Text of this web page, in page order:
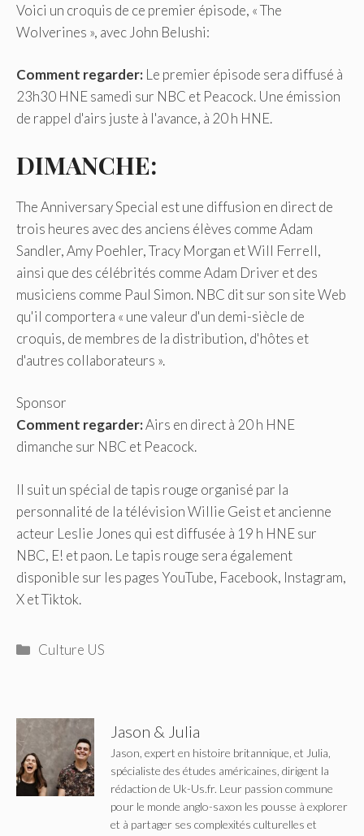
Voici un croquis de ce premier épisode, « The
Wolverines », avec John Belushi:
Comment regarder: Le premier épisode sera diffusé à
23h30 HNE samedi sur NBC et Peacock. Une émission
de rappel d'airs juste à l'avance, à 20 h HNE.
DIMANCHE:
The Anniversary Special est une diffusion en direct de
trois heures avec des anciens élèves comme Adam
Sandler, Amy Poehler, Tracy Morgan et Will Ferrell,
ainsi que des célébrités comme Adam Driver et des
musiciens comme Paul Simon. NBC dit sur son site Web
qu'il comportera « une valeur d'un demi-siècle de
croquis, de membres de la distribution, d'hôtes et
d'autres collaborateurs ».
Sponsor
Comment regarder:Airs en direct à 20 h HNE
dimanche sur NBC et Peacock.
Il suit un spécial de tapis rouge organisé par la
personnalité de la télévision Willie Geist et ancienne
acteur Leslie Jones qui est diffusée à 19 h HNE sur
NBC, E! et paon. Le tapis rouge sera également
disponible sur les pages YouTube, Facebook, Instagram,
X et Tiktok.
Catégories
Culture US
Jason & Julia
Jason, expert en histoire britannique, et Julia,
spécialiste des études américaines, dirigent la
rédaction de Uk-Us.fr. Leur passion commune
pour le monde anglo-saxon les pousse à explorer
et à partager ses complexités culturelles et